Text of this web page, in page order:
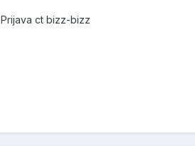
Prijava ct bizz-bizz